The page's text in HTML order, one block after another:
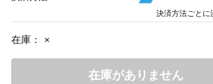
在庫： ×
在庫がありません
決済方法ごとに